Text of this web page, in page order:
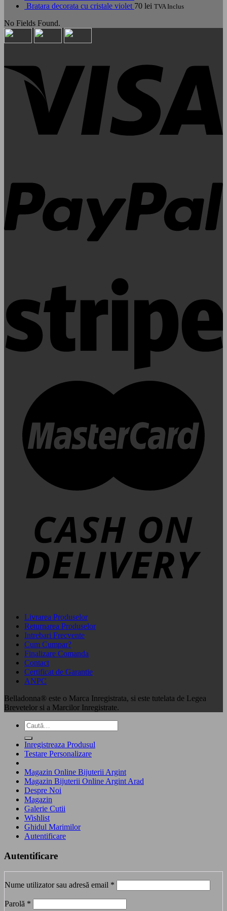
Bratara decorata cu cristale violet 70 lei TVA Inclus
No Fields Found.
Livrarea Produselor
Returnarea Produselor
Intrebari Frecvente
Cum Cumpar?
Finalizare Comanda
Contact
Certificat de Garantie
ANPC
Belladonna® este o Marca Inregistrata, si este tutelata de Legea
Brevetelor si a Marcilor Inregistrate.
Caută
după:
Inregistreaza Produsul
Testare Personalizare
Magazin Online Bijuterii Argint
Magazin Bijuterii Online Argint Arad
Despre Noi
Magazin
Galerie Cutii
Wishlist
Ghidul Marimilor
Autentificare
Autentificare
Nume utilizator sau adresă email *
Parolă *